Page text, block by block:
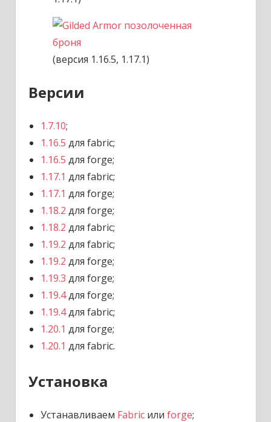
(версия 1.16.5, 1.17.1)
Версии
1.7.10;
1.16.5 для fabric;
1.16.5 для forge;
1.17.1 для fabric;
1.17.1 для forge;
1.18.2 для forge;
1.18.2 для fabric;
1.19.2 для fabric;
1.19.2 для forge;
1.19.3 для forge;
1.19.4для forge;
1.19.4для fabric;
1.20.1 для forge;
1.20.1 для fabric.
Установка
Устанавливаем Fabricили forge;